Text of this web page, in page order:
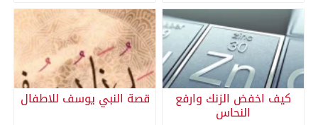
كيف اخفض الزنك وارفع
النحاس
قصة النبي يوسف للاطفال